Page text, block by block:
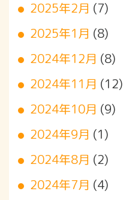
2025年2月 (7)
2025年1月 (8)
2024年12月 (8)
2024年11月 (12)
2024年10月 (9)
2024年9月 (1)
2024年8月 (2)
2024年7月 (4)